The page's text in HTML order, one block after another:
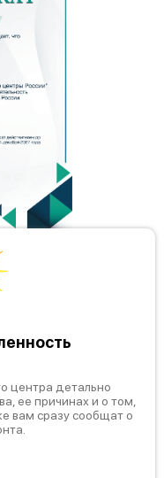
центра детально
ее причинах и о том,
вам сразу сообщат о